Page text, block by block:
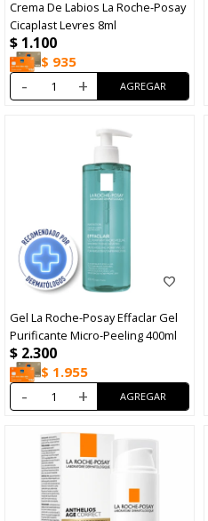
Crema De Labios La Roche-Posay
Cicaplast Levres 8ml
$ 1.100
$ 935
- +
Gel La Roche-Posay Effaclar Gel
Purificante Micro-Peeling 400ml
$ 2.300
$ 1.955
- +